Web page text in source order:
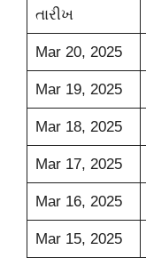
તારીખ
Mar 20, 2025
Mar 19, 2025
Mar 18, 2025
Mar 17, 2025
Mar 16, 2025
Mar 15, 2025